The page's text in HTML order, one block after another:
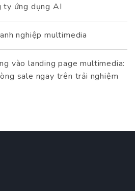
ty ứng dụng AI
nghiệp multimedia
vào landing page multimedia:
sale ngay trên trải nghiệm